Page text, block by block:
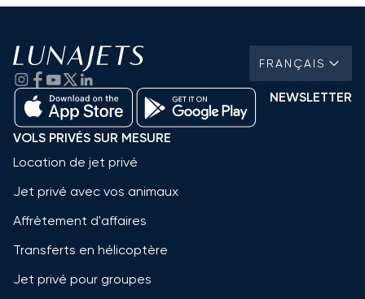
FRANÇAIS
NEWSLETTER
VOLS PRIVÉS SUR MESURE
Location de jet privé
Jet privé avec vos animaux
Affrètement d'affaires
Transferts en hélicoptère
Jet privé pour groupes